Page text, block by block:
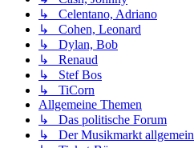
↳ Celentano, Adriano
↳ Cohen, Leonard
↳ Dylan, Bob
↳ Renaud
↳ Stef Bos
↳ TiCorn
Allgemeine Themen
↳ Das politische Forum
↳ Der Musikmarkt allgemein